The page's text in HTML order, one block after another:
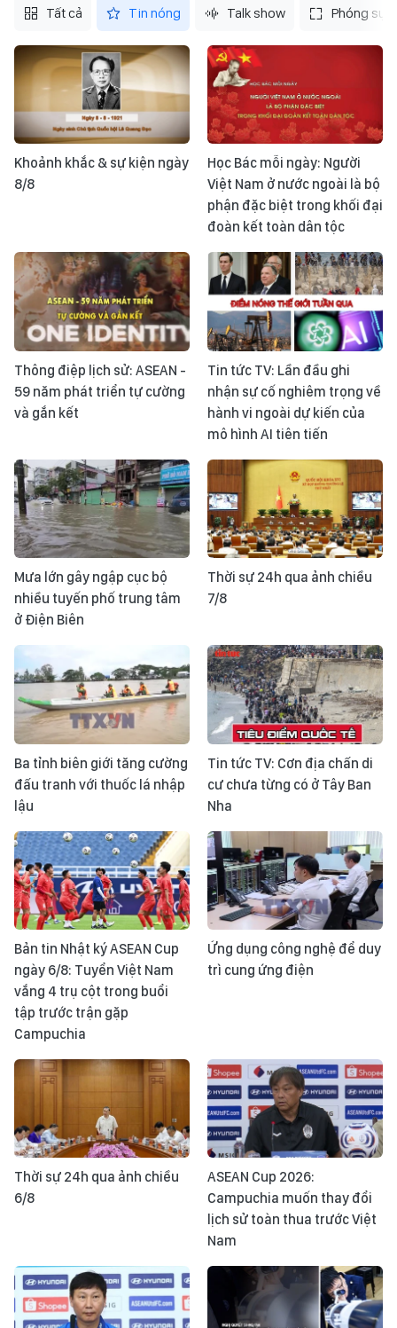
Tất cả Tin nóng Talk show Phóng sự
Khoảnh khắc & sự kiện ngày
8/8
Học Bác mỗi ngày: Người
Việt Nam ở nước ngoài là bộ
phận đặc biệt trong khối đại
đoàn kết toàn dân tộc
Thông điệp lịch sử: ASEAN -
59 năm phát triển tự cường
và gắn kết
Tin tức TV: Lần đầu ghi
nhận sự cố nghiêm trọng về
hành vi ngoài dự kiến của
mô hình AI tiên tiến
Mưa lớn gây ngập cục bộ
nhiều tuyến phố trung tâm
ở Điện Biên
Thời sự 24h qua ảnh chiều
7/8
Ba tỉnh biên giới tăng cường
đấu tranh với thuốc lá nhập
lậu
Tin tức TV: Cơn địa chấn di
cư chưa từng có ở Tây Ban
Nha
Bản tin Nhật ký ASEAN Cup
ngày 6/8: Tuyển Việt Nam
vắng 4 trụ cột trong buổi
tập trước trận gặp
Campuchia
Ứng dụng công nghệ để duy
trì cung ứng điện
Thời sự 24h qua ảnh chiều
6/8
ASEAN Cup 2026:
Campuchia muốn thay đổi
lịch sử toàn thua trước Việt
Nam